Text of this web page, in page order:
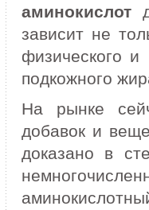
аминокислот
зависит не
физического и
подкожного
На рынке
добавок и
доказано в